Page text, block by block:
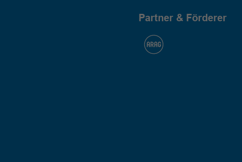
Partner & Förderer